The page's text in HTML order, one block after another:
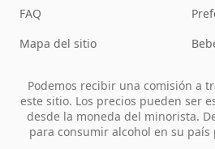
FAQ
Mapa del sitio
Podemos recibir una comisión a
este sitio. Los precios pueden ser
desde la moneda del minorista.
para consumir alcohol en su